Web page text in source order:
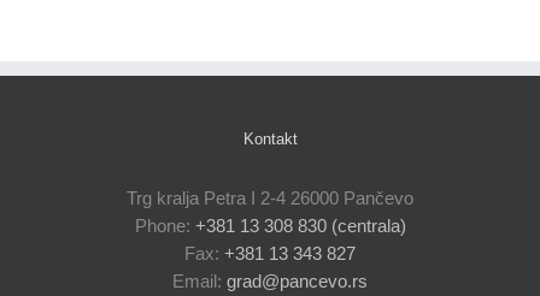
Kontakt
Trg kralja Petra I 2-4 26000 Pančevo
Phone: +381 13 308 830 (centrala)
Fax: +381 13 343 827
Email: grad@pancevo.rs